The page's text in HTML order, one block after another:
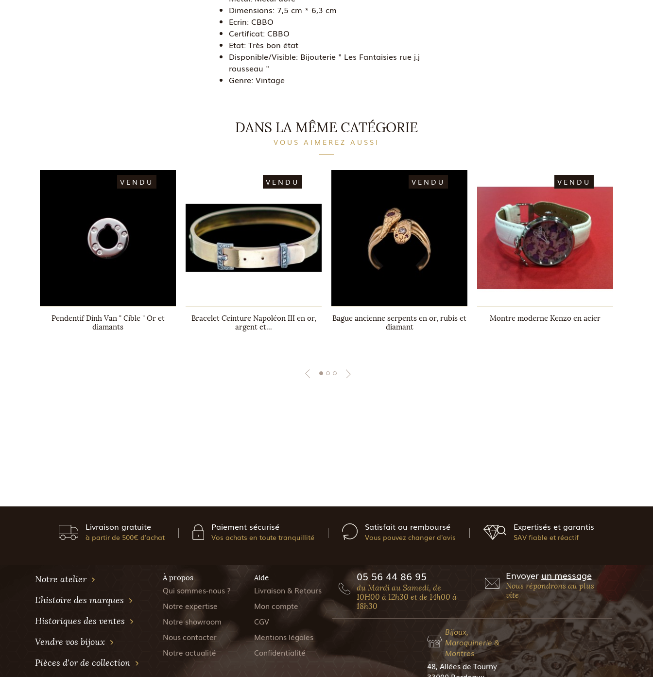
Dimensions: 7,5 cm * 6,3 cm
Ecrin: CBBO
Certificat: CBBO
Etat: Très bon état
Disponible/Visible: Bijouterie " Les Fantaisies rue j.j
rousseau "
Genre: Vintage
DANS LA MÊME CATÉGORIE
VOUS AIMEREZ AUSSI
VENDU
Pendentif Dinh Van " Cible " Or et
diamants
VENDU
Bracelet Ceinture Napoléon III en or,
argent et...
VENDU
Bague ancienne serpents en or, rubis et
diamant
VENDU
Montre moderne Kenzo en acier
Livraison gratuite
à partir de 500€ d'achat
Paiement sécurisé
Vos achats en toute tranquillité
Satisfait ou remboursé
Vous pouvez changer d'avis
Expertisés et garantis
SAV fiable et réactif
Notre atelier
L'histoire des marques
Historiques des ventes
Vendre vos bijoux
Pièces d'or de collection
À propos
Qui sommes-nous ?
Notre expertise
Notre showroom
Nous contacter
Notre actualité
Aide
Livraison & Retours
Mon compte
CGV
Mentions légales
Confidentialité
05 56 44 86 95
du Mardi au Samedi, de
10H00 à 12h30 et de 14h00 à
18h30
Envoyer un message
Nous répondrons au plus
vite
Bijoux,
Maroquinerie &
Montres
48, Allées de Tourny